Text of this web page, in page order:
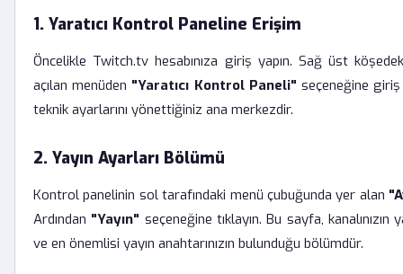
1. Yaratıcı Kontrol Paneline Erişim
Öncelikle Twitch.tv hesabınıza giriş yapın. Sağ üst
açılan menüden "Yaratıcı Kontrol Paneli" seçeneğine giriş
teknik ayarlarını yönettiğiniz ana merkezdir.
2. Yayın Ayarları Bölümü
Kontrol panelinin sol tarafındaki menü çubuğunda yer alan
Ardından "Yayın" seçeneğine tıklayın. Bu sayfa,
ve en önemlisi yayın anahtarınızın bulunduğu bölümdür.